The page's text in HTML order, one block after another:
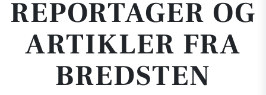
REPORTAGER OG
ARTIKLER FRA
BREDSTEN